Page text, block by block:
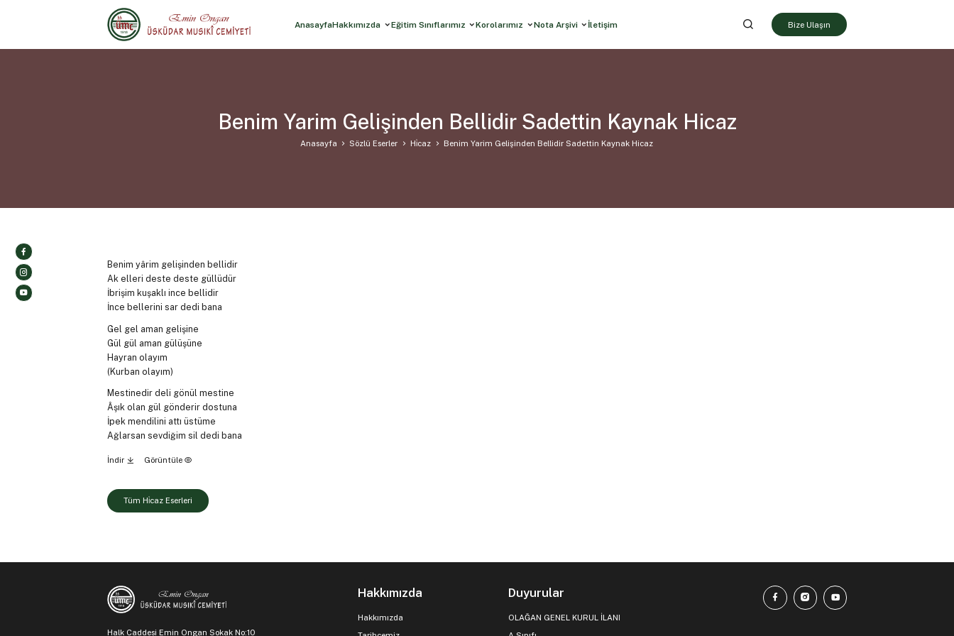
AnasayfaHakkımızda Eğitim Sınıflarımız Korolarımız Nota Arşivi İletişim Bize Ulaşın
Benim Yarim Gelişinden Bellidir Sadettin Kaynak Hicaz
Anasayfa Sözlü Eserler Hi̇caz Benim Yarim Gelişinden Bellidir Sadettin Kaynak Hicaz
Benim yârim gelişinden bellidir
Ak elleri deste deste güllüdür
İbrişim kuşaklı ince bellidir
İnce bellerini sar dedi bana
Gel gel aman gelişine
Gül gül aman gülüşüne
Hayran olayım
(Kurban olayım)
Mestinedir deli gönül mestine
Âşık olan gül gönderir dostuna
İpek mendilini attı üstüme
Ağlarsan sevdiğim sil dedi bana
İndir Görüntüle
Tüm Hi̇caz Eserleri
Halk Caddesi Emin Ongan Sokak No:10
Hakkımızda
Hakkımızda
Duyurular
OLAĞAN GENEL KURUL İLANI